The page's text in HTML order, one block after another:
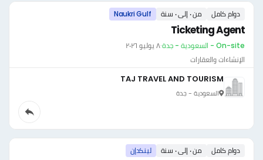
دوام كامل من ٠ إلى ٠ سنة Naukri Gulf
Ticketing Agent
On-site - السعودية - جدة ·٨ يوليو ٢٠٢٦
الإنشاءات والعقارات
TAJ TRAVEL AND TOURISM
السعودية - جدة
دوام كامل من ٠ إلى ٠ سنة لينكدإن